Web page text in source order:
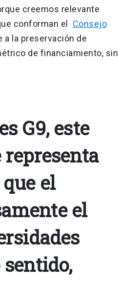
creemos relevante
conforman el Consejo
a la preservación de
de financiamiento, sin
G9, este
el
el